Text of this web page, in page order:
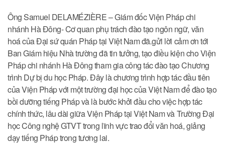
Ông Samuel DELAMÉZIÈRE – Giám đốc Viện Pháp chi
nhánh Hà Đông- Cơ quan phụ trách đào tạo ngôn ngữ, văn
hoá của Đại sứ quán Pháp tại Việt Nam đã.gửi lời cảm ơn tới
Ban Giám hiệu Nhà trường đã tin tưởng, tạo điều kiện cho Viện
Pháp chi nhánh Hà Đông tham gia công tác đào tạo Chương
trình Dự bị du học Pháp. Đây là chương trình hợp tác đầu tiên
của Viện Pháp với một trường đại học của Việt Nam để đào tạo
bồi dưỡng tiếng Pháp và là bước khởi đầu cho việc hợp tác
chính thức, lâu dài giữa Viện Pháp tại Việt Nam và Trường Đại
học Công nghệ GTVT trong lĩnh vực trao đổi văn hoá, giảng
dạy tiếng Pháp trong tương lai.